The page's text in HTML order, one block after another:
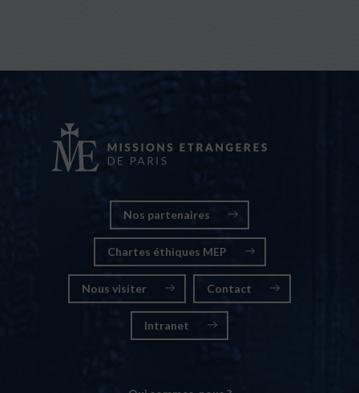
Nos partenaires
Chartes éthiques MEP
Nous visiter Contact
Intranet